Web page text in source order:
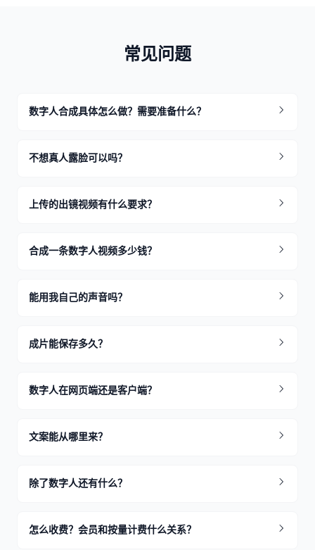
常见问题
数字人合成具体怎么做？需要准备什么？
不想真人露脸可以吗？
上传的出镜视频有什么要求？
合成一条数字人视频多少钱？
能用我自己的声音吗？
成片能保存多久？
数字人在网页端还是客户端？
文案能从哪里来？
除了数字人还有什么？
怎么收费？会员和按量计费什么关系？